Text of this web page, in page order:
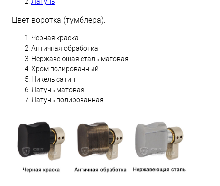
Цвет воротка (тумблера):
Черная краска
Античная обработка
Нержавеющая сталь матовая
Хром полированный
Никель сатин
Латунь матовая
Латунь полированная